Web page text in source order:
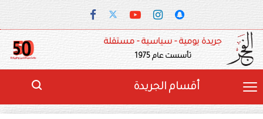
جريدة يومية - سياسية - مستقلة
تأسست عام 1975
أقسام الجريدة